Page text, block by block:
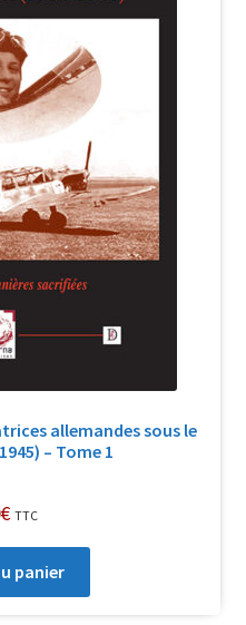
allemandes sous le
– Tome 1
€ TTC
panier